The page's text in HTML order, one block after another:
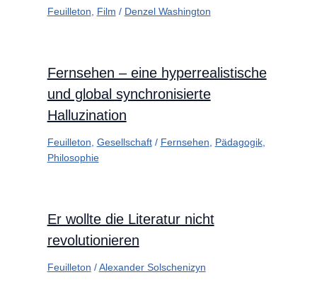
Feuilleton Film / Denzel Washington
Fernsehen – eine hyperrealistische
und global synchronisierte
Halluzination
Feuilleton Gesellschaft/ Fernsehen Pädagogik,
Philosophie
Er wollte die Literatur nicht
revolutionieren
Feuilleton /Alexander Solschenizyn